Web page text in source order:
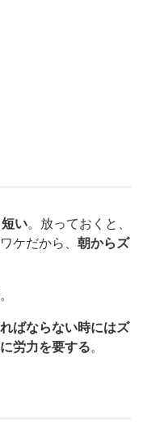
い。放っておくと、
ケだから、 朝からズ
ばならない時にはズ
労力を要する。